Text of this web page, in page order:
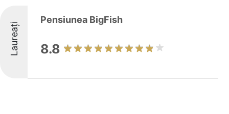
Laureați
Pensiunea BigFish
8.8